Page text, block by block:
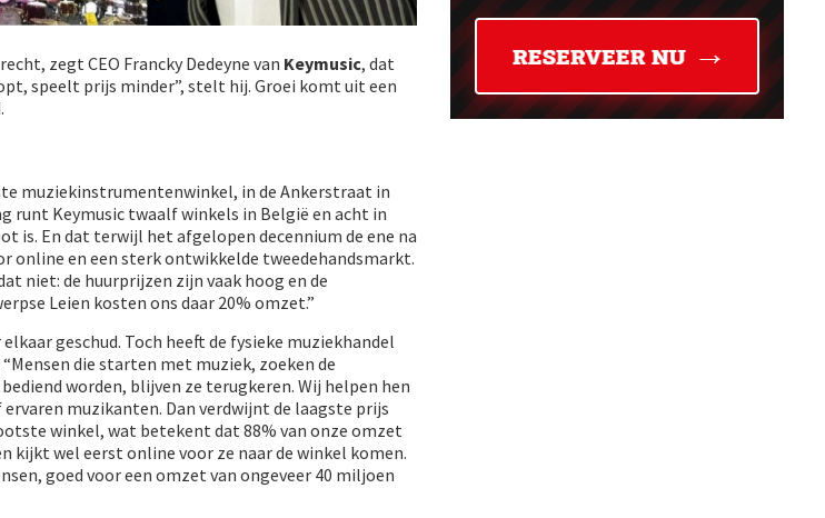
zegt CEO Francky Dedeyne van Keymusic, dat
speelt prijs minder”, stelt hij. Groei komt uit een
muziekinstrumentenwinkel, in de Ankerstraat in
runt Keymusic twaalf winkels in België en acht in
is. En dat terwijl het afgelopen decennium de ene na
online en een sterk ontwikkelde tweedehandsmarkt.
niet: de huurprijzen zijn vaak hoog en de
Leien kosten ons daar 20% omzet.”
geschud. Toch heeft de fysieke muziekhandel
die starten met muziek, zoeken de
worden, blijven ze terugkeren. Wij helpen hen
muzikanten. Dan verdwijnt de laagste prijs
winkel, wat betekent dat 88% van onze omzet
kijkt wel eerst online voor ze naar de winkel komen.
goed voor een omzet van ongeveer 40 miljoen